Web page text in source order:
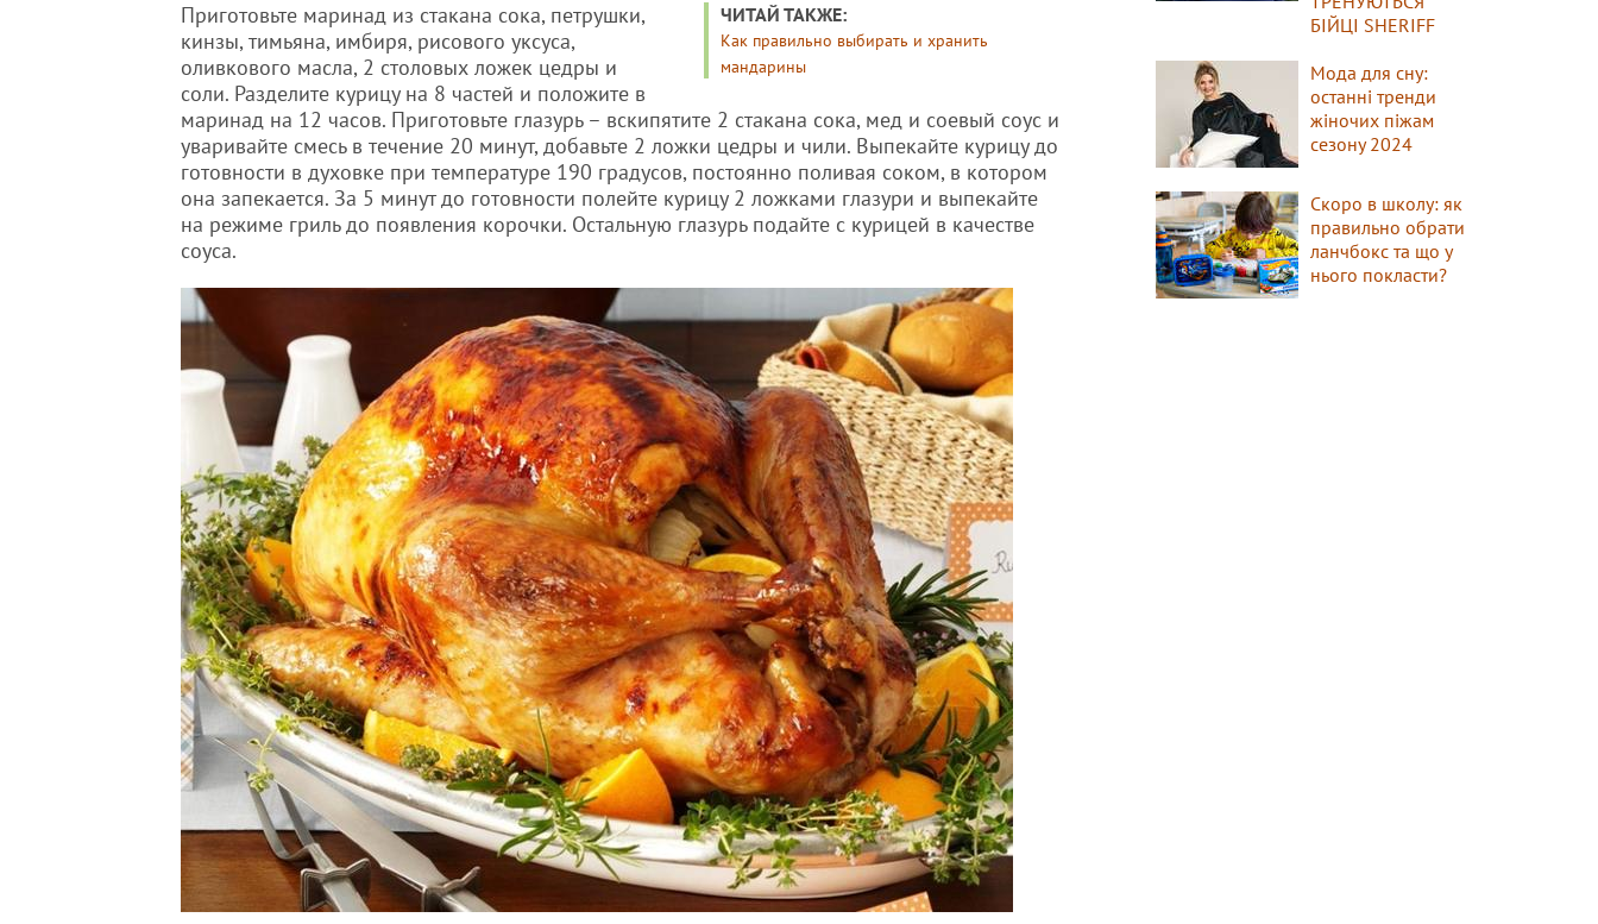
ЧИТАЙ ТАКЖЕ:
Как правильно выбирать и хранить
мандарины
Приготовьте маринад из стакана сока, петрушки,
кинзы, тимьяна, имбиря, рисового уксуса,
оливкового масла, 2 столовых ложек цедры и
соли. Разделите курицу на 8 частей и положите в
маринад на 12 часов. Приготовьте глазурь – вскипятите 2 стакана сока, мед и соевый соус и
уваривайте смесь в течение 20 минут, добавьте 2 ложки цедры и чили. Выпекайте курицу до
готовности в духовке при температуре 190 градусов, постоянно поливая соком, в котором
она запекается. За 5 минут до готовности полейте курицу 2 ложками глазури и выпекайте
на режиме гриль до появления корочки. Остальную глазурь подайте с курицей в качестве
соуса.
БІЙЦІ SHERIFF
Мода для сну:
останні тренди
жіночих піжам
сезону 2024
Скоро в школу: як
правильно обрати
ланчбокс та що у
нього покласти?